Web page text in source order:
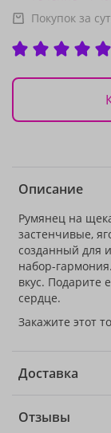
Покупок за
Описание
Румянец на
застенчивые,
созданный для
набор-
вкус. Подарите
сердце.
Закажите этот
Доставка
Отзывы